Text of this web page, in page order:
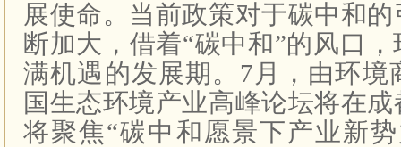
展使命。当前政策对于碳中和
断加大，借着“碳中和”的风口
满机遇的发展期。 7 月，由环境
国生态环境产业高峰论坛将在
将聚焦“碳中和愿景下产业新